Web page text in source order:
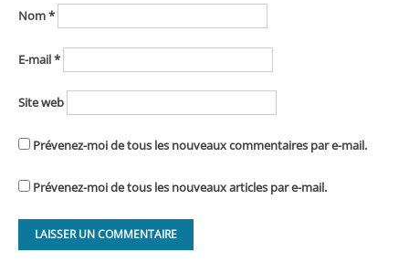
Nom*
E-mail*
Site web
Prévenez-moi de tous les nouveaux commentaires par e-mail.
Prévenez-moi de tous les nouveaux articles par e-mail.